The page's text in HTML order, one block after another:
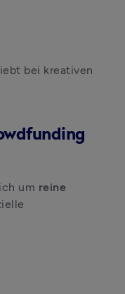
bei kreativen
um reine